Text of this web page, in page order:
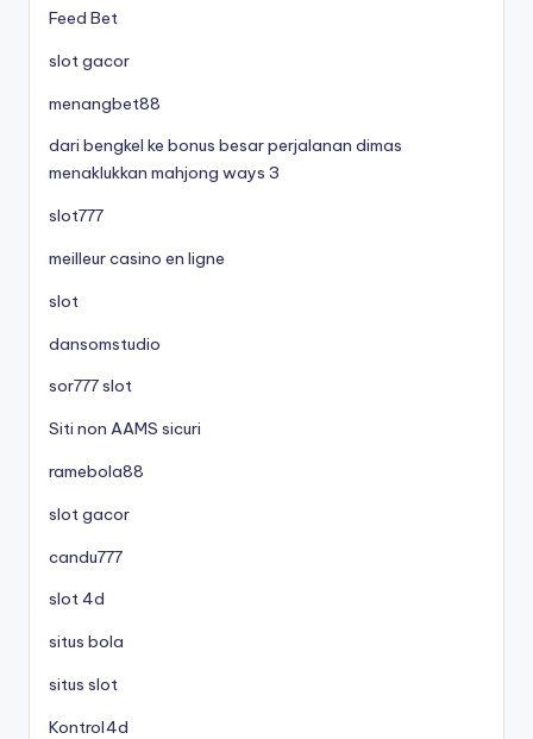
Feed Bet
slot gacor
menangbet88
dari bengkel ke bonus besar perjalanan dimas
menaklukkan mahjong ways 3
slot777
meilleur casino en ligne
slot
dansomstudio
sor777 slot
Siti non AAMS sicuri
ramebola88
slot gacor
candu777
slot 4d
situs bola
situs slot
Kontrol4d